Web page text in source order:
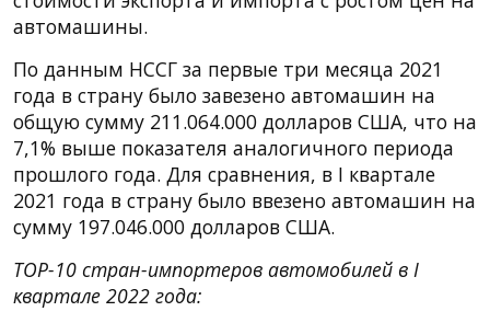
автомашины.
По данным НССГ за первые три месяца 2021
года в страну было завезено автомашин на
общую сумму 211.064.000 долларов США, что на
7,1% выше показателя аналогичного периода
прошлого года. Для сравнения, в I квартале
2021 года в страну было ввезено автомашин на
сумму 197.046.000 долларов США.
TOP-10 стран-импортеров автомобилей в I
квартале 2022 года: